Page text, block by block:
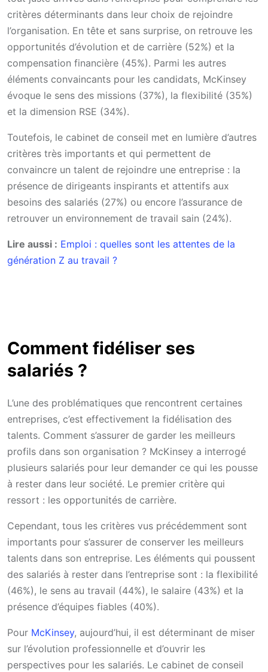
critères déterminants dans leur choix de rejoindre
l’organisation. En tête et sans surprise, on retrouve les
opportunités d’évolution et de carrière (52%) et la
compensation financière (45%). Parmi les autres
éléments convaincants pour les candidats, McKinsey
évoque le sens des missions (37%), la flexibilité (35%)
et la dimension RSE (34%).
Toutefois, le cabinet de conseil met en lumière d’autres
critères très importants et qui permettent de
convaincre un talent de rejoindre une entreprise : la
présence de dirigeants inspirants et attentifs aux
besoins des salariés (27%) ou encore l’assurance de
retrouver un environnement de travail sain (24%).
Lire aussi : Emploi : quelles sont les attentes de la
génération Z au travail ?
Comment fidéliser ses
salariés ?
L’une des problématiques que rencontrent certaines
entreprises, c’est effectivement la fidélisation des
talents. Comment s’assurer de garder les meilleurs
profils dans son organisation ? McKinsey a interrogé
plusieurs salariés pour leur demander ce qui les pousse
à rester dans leur société. Le premier critère qui
ressort : les opportunités de carrière.
Cependant, tous les critères vus précédemment sont
importants pour s’assurer de conserver les meilleurs
talents dans son entreprise. Les éléments qui poussent
des salariés à rester dans l’entreprise sont : la flexibilité
(46%), le sens au travail (44%), le salaire (43%) et la
présence d’équipes fiables (40%).
Pour McKinsey, aujourd’hui, il est déterminant de miser
sur l’évolution professionnelle et d’ouvrir les
perspectives pour les salariés. Le cabinet de conseil